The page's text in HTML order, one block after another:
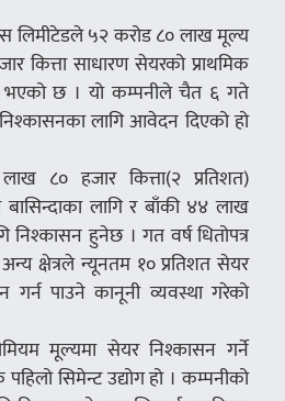
लिमीटेडले ५२ करोड ८० लाख मूल्य
कित्ता साधारण सेयरको प्राथमिक
भएको छ । यो कम्पनीले चैत ६ गते
लागि आवेदन दिएको हो
लाख ८० हजार कित्ता(२ प्रतिशत)
बासिन्दाका लागि र बाँकी ४४ लाख
निश्कासन हुनेछ । गत वर्ष धितोपत्र
क्षेत्रले न्यूनतम १० प्रतिशत सेयर
गर्न पाउने कानूनी व्यवस्था गरेको
मूल्यमा सेयर निश्कासन गर्ने
सिमेन्ट उद्योग हो । कम्पनीको